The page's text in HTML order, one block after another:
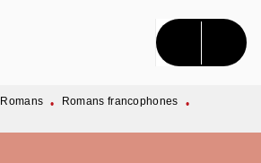
CONTENU
Romans • Romans francophones
•